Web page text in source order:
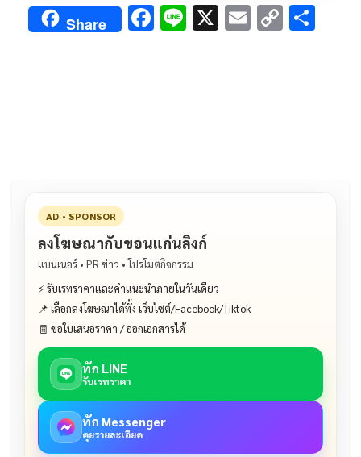
Share F Li X E C
AD • SPONSOR
ลงโฆษณากับขอนแก่นลิงก์
แบนเนอร์ • PR ข่าว • โปรโมตกิจกรรม
⚡ รับเรทราคาและคำแนะนำภายในวันเดียว
📌 เลือกลงโฆษณาได้ทั้ง เว็บไซต์/Facebook/Tiktok
🧾 ขอใบเสนอราคา / ออกเอกสารได้
ทัก LINE
รับเรทราคา
ทัก Messenger
คุยรายละเอียด